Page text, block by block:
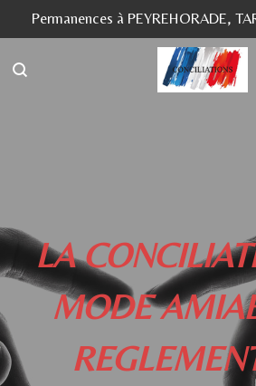
Passer
au
contenu
Permanences à PEYREHORADE,
LA
MODE